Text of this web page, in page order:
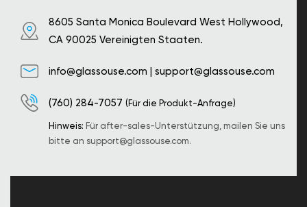
8605 Santa Monica Boulevard West Hollywood,
CA 90025 Vereinigten Staaten.
info@glassouse.com | support@glassouse.com
(760) 284-7057 (Für die Produkt-Anfrage)
Hinweis: Für after-sales-Unterstützung, mailen Sie uns
bitte an support@glassouse.com.